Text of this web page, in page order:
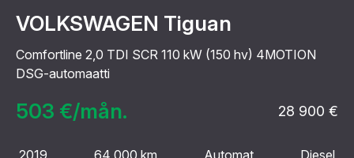
VOLKSWAGEN Tiguan
Comfortline 2,0 TDI SCR 110 kW (150 hv) 4MOTION
DSG-automaatti
503 €/mån. 28 900 €
2019 64 000 km Automat Diesel